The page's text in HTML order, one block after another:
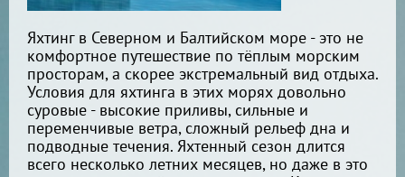
Яхтинг в Северном и Балтийском море - это не
комфортное путешествие по тёплым морским
просторам, а скорее экстремальный вид отдыха.
Условия для яхтинга в этих морях довольно
суровые - высокие приливы, сильные и
переменчивые ветра, сложный рельеф дна и
подводные течения. Яхтенный сезон длится
всего несколько летних месяцев, но даже в это